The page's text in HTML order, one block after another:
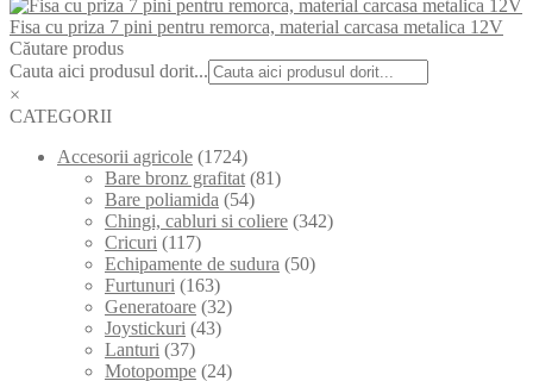
Fisa cu priza 7 pini pentru remorca, material carcasa metalica 12V
Căutare produs
Cauta aici produsul dorit...
×
CATEGORII
Accesorii agricole (1724)
Bare bronz grafitat (81)
Bare poliamida (54)
Chingi, cabluri si coliere (342)
Cricuri (117)
Echipamente de sudura (50)
Furtunuri (163)
Generatoare (32)
Joystickuri (43)
Lanturi (37)
Motopompe (24)